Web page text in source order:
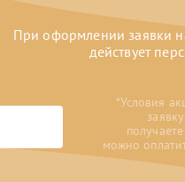
При оформлении заявки
действует
*Условия
можно